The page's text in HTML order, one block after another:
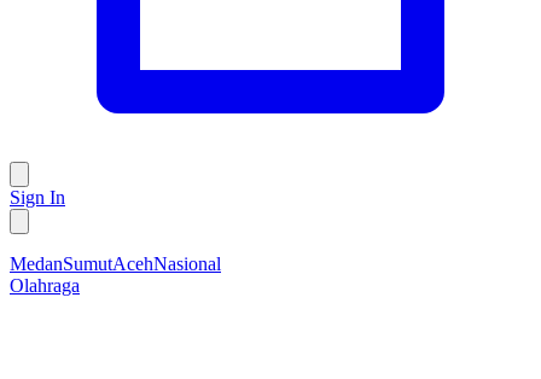
Sign In
MedanSumutAcehNasional
Olahraga